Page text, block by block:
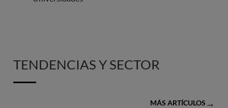
TENDENCIAS Y SECTOR
MÁS ARTÍCULOS